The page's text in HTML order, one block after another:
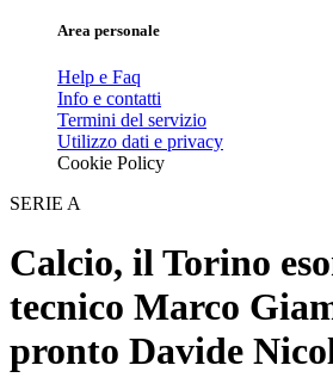
Area personale
Help e Faq
Info e contatti
Termini del servizio
Utilizzo dati e privacy
Cookie Policy
SERIE A
Calcio, il Torino
tecnico Marco
pronto Davide